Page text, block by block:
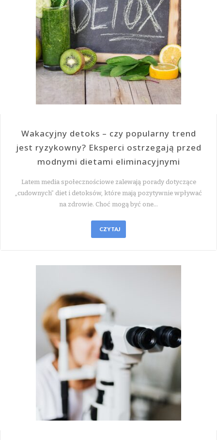
Wakacyjny detoks – czy popularny trend
jest ryzykowny? Eksperci ostrzegają przed
modnymi dietami eliminacyjnymi
Latem media społecznościowe zalewają porady dotyczące
„cudownych” diet i detoksów, które mają pozytywnie wpływać
na zdrowie. Choć mogą być one…
CZYTAJ